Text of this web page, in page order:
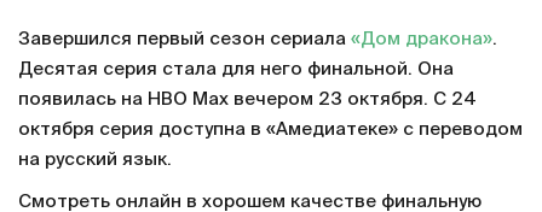
Завершился первый сезон сериала «Дом дракона».
Десятая серия стала для него финальной. Она
появилась на HBO Max вечером 23 октября. С 24
октября серия доступна в «Амедиатеке» с переводом
на русский язык.
Смотреть онлайн в хорошем качестве финальную